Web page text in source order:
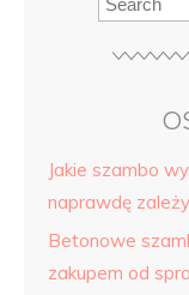
Jakie szambo
naprawdę
Betonowe
zakupem od